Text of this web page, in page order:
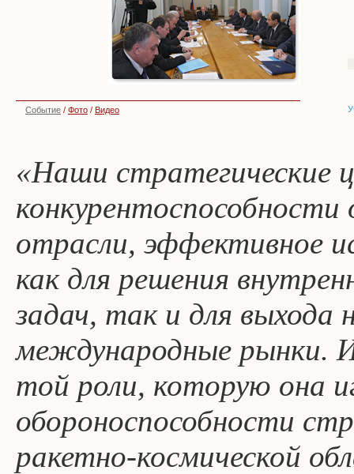
Событие / Фото / Видео
«Наши стратегические
конкурентоспособности
отрасли, эффективное
как для решения
задач, так и для выхода
международные рынки.
той роли, которую она
обороноспособности
ракетно-космической